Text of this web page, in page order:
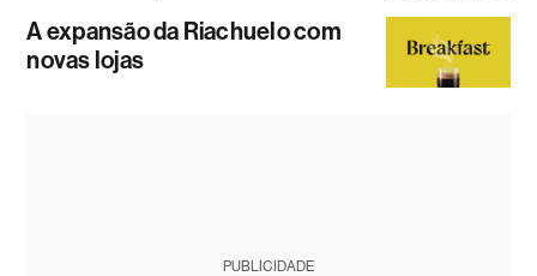
A expansão da Riachuelo com
novas lojas
PUBLICIDADE